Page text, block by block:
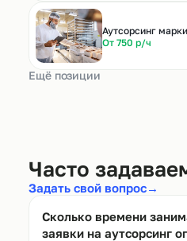
Аутсорсинг
От 750 р/ч
Ещё позиции
Часто
Задать свой вопрос→
Сколько времени
заявки на аутсорсинг